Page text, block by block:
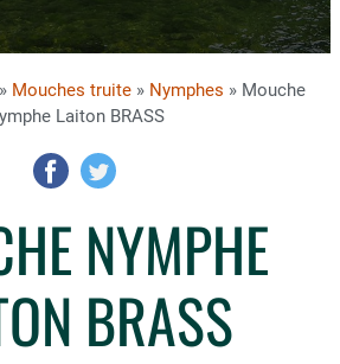
» Mouches truite » Nymphes » Mouche
Laiton BRASS
NYMPHE
BRASS